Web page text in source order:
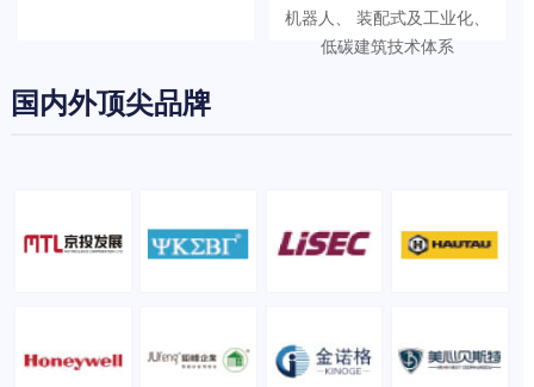
机器人、 装配式及工业化、
低碳建筑技术体系
国内外顶尖品牌